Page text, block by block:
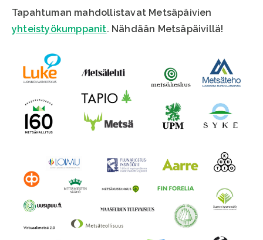
Tapahtuman mahdollistavat Metsäpäivien
yhteistyökumppanit. Nähdään Metsäpäivillä!